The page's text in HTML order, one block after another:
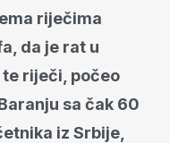
riječima
da je rat u
riječi, počeo
sa čak 60
iz Srbije,